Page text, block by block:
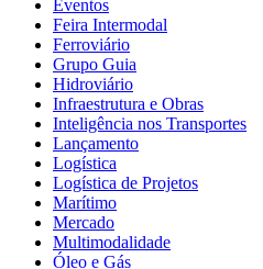
Eventos
Feira Intermodal
Ferroviário
Grupo Guia
Hidroviário
Infraestrutura e Obras
Inteligência nos Transportes
Lançamento
Logística
Logística de Projetos
Marítimo
Mercado
Multimodalidade
Óleo e Gás